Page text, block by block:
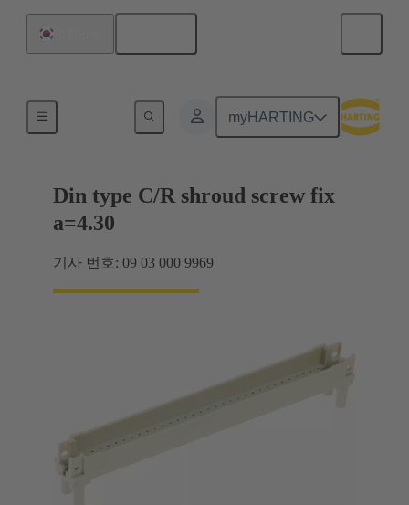
myHARTING
마더보드와 도터보드 연결
Din type C/R shroud screw fix
a=4.30
기사 번호: 09 03 000 9969